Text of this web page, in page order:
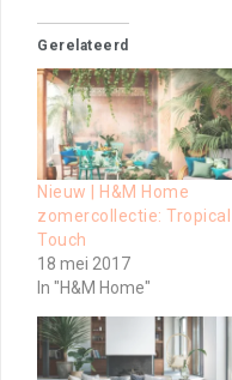
Gerelateerd
Nieuw | H&M Home
zomercollectie: Tropical
Touch
18 mei 2017
In "H&M Home"